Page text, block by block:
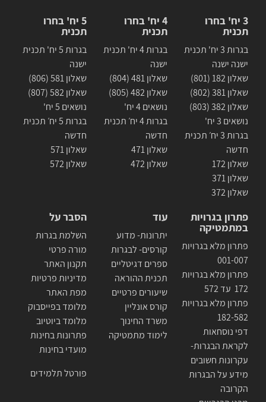
3 יח' בחרו
תכנית
בגרות 3 יח' תכנית
ישנה ישנה
שאלון 182 (801)
שאלון 381 (802)
שאלון 382 (803)
נושאים 3 יח'
בגרות 3 יח׳ תכנית
חדשה
שאלון 172
שאלון 371
שאלון 372
4 יח' בחרו
תכנית
בגרות 4 יח' תכנית
ישנה
שאלון 481 (804)
שאלון 482 (805)
נושאים 4 יח'
בגרות 4 יח׳ תכנית
חדשה
שאלון 471
שאלון 472
5 יח' בחרו
תכנית
בגרות 5 יח' תכנית
ישנה
שאלון 581 (806)
שאלון 582 (807)
נושאים 5 יח'
בגרות 5 יח׳ תכנית
חדשה
שאלון 571
שאלון 572
פתרון בגרויות
במתמטיקה
פתרון מלא בגרויות
001-007
פתרון מלא בגרויות
172 עד 572
פתרון מלא בגרויות
182-582
דפי נוסחאות
לקראת הבגרות-
עקרונות חשובים
מידע על הבגרות
הקרובה
עוד
יתרונות- מדוע
קורסים- לבגרות
ספרים דגיטליים
תכנית ההוראה
שיעורים פרטיים
קורס אונליין
משרד החינוך
לימוד מתמטיקה
הסבר על
השלמת בגרות
מורה פרטי
תקנון האתר
מדיניות פרטיות
מפת האתר
מלומד בפייסבוק
מלומד ביוטיוב
פתרונות בחינות
מועדי בחינות
פורטל תלמידים